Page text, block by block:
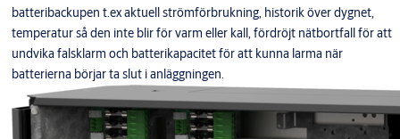
batteribackupen t.ex aktuell strömförbrukning, historik över dygnet,
temperatur så den inte blir för varm eller kall, fördröjt nätbortfall för att
undvika falsklarm och batterikapacitet för att kunna larma när
batterierna börjar ta slut i anläggningen.